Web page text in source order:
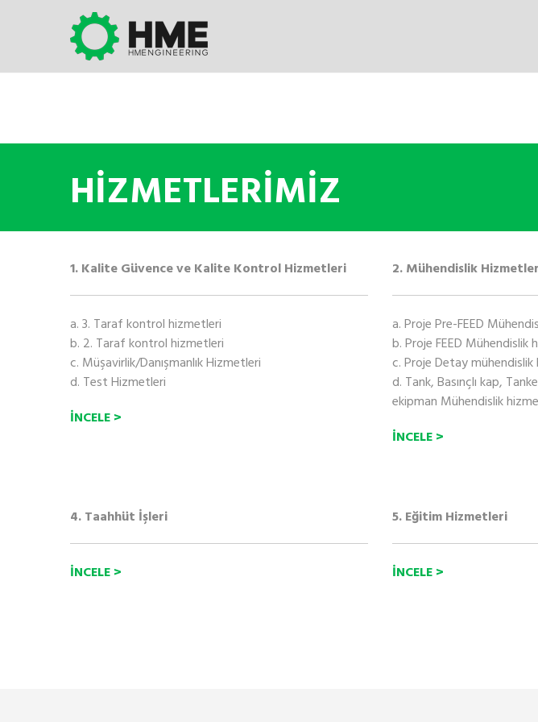
Skip to content
HİZMETLERİMİZ
1. Kalite Güvence ve Kalite Kontrol Hizmetleri
a. 3. Taraf kontrol hizmetleri
b. 2. Taraf kontrol hizmetleri
c. Müşavirlik/Danışmanlık Hizmetleri
d. Test Hizmetleri
İNCELE >
2. Mühendislik
a. Proje Pre-FEED
b. Proje FEED Mühendislik
c. Proje Detay
d. Tank, Basınçlı kap,
ekipman Mühendislik
İNCELE >
4. Taahhüt İşleri
İNCELE >
5. Eğitim Hizmetleri
İNCELE >